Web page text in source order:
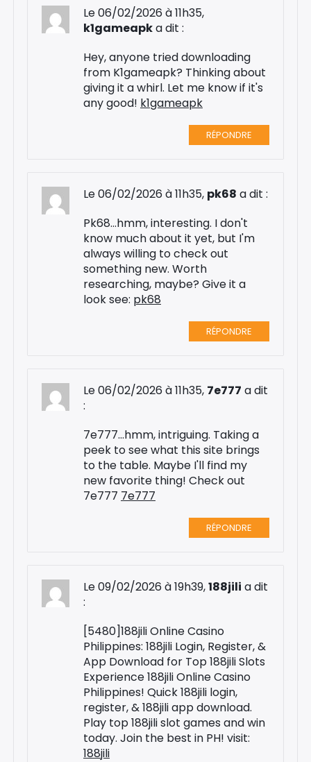
Le 06/02/2026 à 11h35,
k1gameapka dit :
Hey, anyone tried downloading
from K1gameapk? Thinking about
giving it a whirl. Let me know if it's
any good! k1gameapk
RÉPONDRE
Le 06/02/2026 à 11h35, pk68 a dit :
Pk68...hmm, interesting. I don't
know much about it yet, but I'm
always willing to check out
something new. Worth
researching, maybe? Give it a
look see: pk68
RÉPONDRE
Le 06/02/2026 à 11h35, 7e777 a dit
:
7e777...hmm, intriguing. Taking a
peek to see what this site brings
to the table. Maybe I'll find my
new favorite thing! Check out
7e777 7e777
RÉPONDRE
Le 09/02/2026 à 19h39,188jili a dit
:
[5480]188jili Online Casino
Philippines: 188jili Login, Register, &
App Download for Top 188jili Slots
Experience 188jili Online Casino
Philippines! Quick 188jili login,
register, & 188jili app download.
Play top 188jili slot games and win
today. Join the best in PH! visit:
188jili